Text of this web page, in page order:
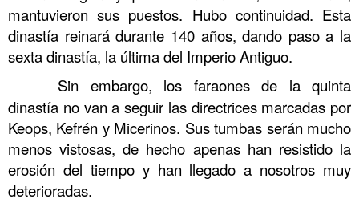
mantuvieron sus puestos. Hubo continuidad. Esta
dinastía reinará durante 140 años, dando paso a la
sexta dinastía, la última del Imperio Antiguo.
Sin embargo, los faraones de la quinta
dinastía no van a seguir las directrices marcadas por
Keops, Kefrén y Micerinos. Sus tumbas serán mucho
menos vistosas, de hecho apenas han resistido la
erosión del tiempo y han llegado a nosotros muy
deterioradas.